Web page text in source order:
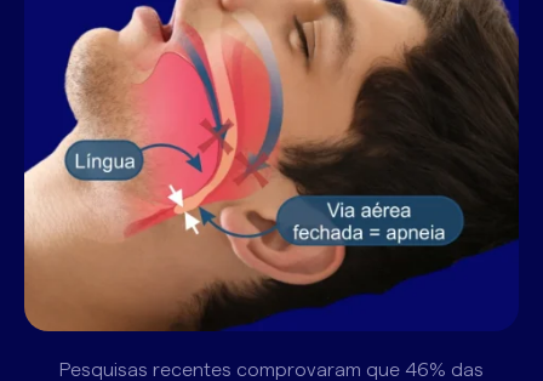
Pesquisas recentes comprovaram que 46% das